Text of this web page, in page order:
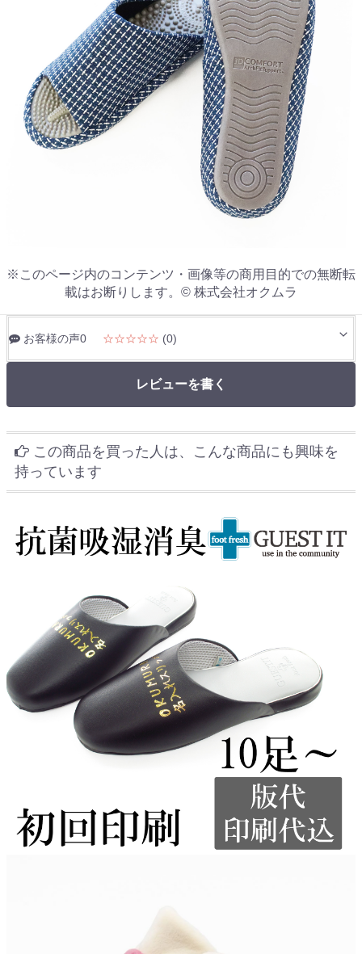
※このページ内のコンテンツ・画像等の商用目的での無断転
載はお断りします。© 株式会社オクムラ
お客様の声0 ☆☆☆☆☆ (0)
レビューを書く
この商品を買った人は、こんな商品にも興味を
持っています